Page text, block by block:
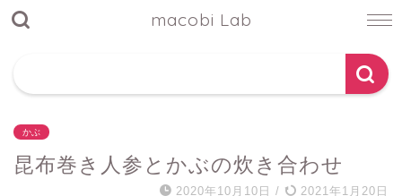
macobi Lab
かぶ
昆布巻き人参とかぶの炊き合わせ
2020年10月10日 / 2021年1月20日